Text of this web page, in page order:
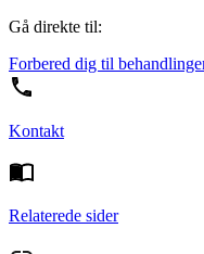
Gå direkte til:
Forbered dig til
Kontakt
Relaterede sider